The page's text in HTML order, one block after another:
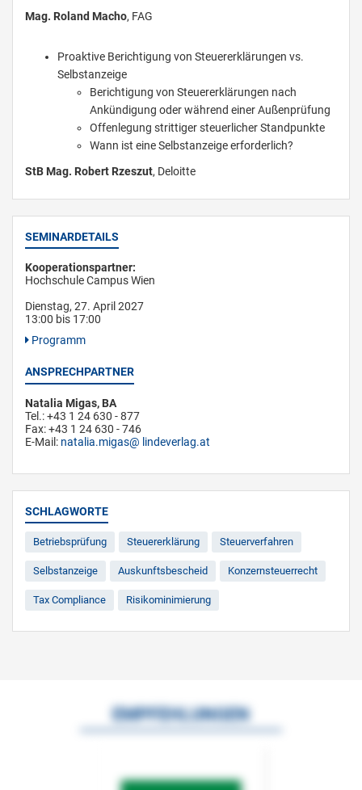
Mag. Roland Macho, FAG
Proaktive Berichtigung von Steuererklärungen vs.
Selbstanzeige
Berichtigung von Steuererklärungen nach
Ankündigung oder während einer Außenprüfung
Offenlegung strittiger steuerlicher Standpunkte
Wann ist eine Selbstanzeige erforderlich?
StB Mag. Robert Rzeszut, Deloitte
SEMINARDETAILS
Kooperationspartner:
Hochschule Campus Wien
Dienstag, 27. April 2027
13:00 bis 17:00
Programm
ANSPRECHPARTNER
Natalia Migas, BA
Tel.: +43 1 24 630 - 877
Fax: +43 1 24 630 - 746
E-Mail: natalia.migas lindeverlag.at
SCHLAGWORTE
Betriebsprüfung Steuererklärung Steuerverfahren
Selbstanzeige Auskunftsbescheid Konzernsteuerrecht
Tax Compliance Risikominimierung
EMPFEHLUNGEN